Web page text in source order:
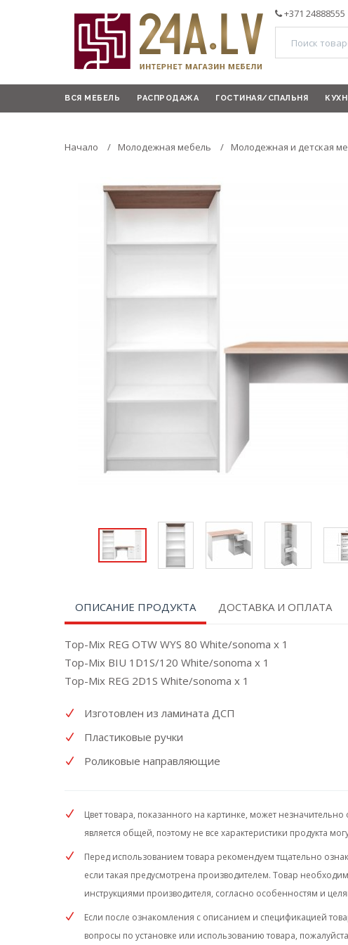
+371 24888555
ВСЯ МЕБЕЛЬ РАСПРОДАЖА ГОСТИНАЯ/СПАЛЬНЯ
Начало Молодежная мебель Молодежная и детская
ОПИСАНИЕ ПРОДУКТА ДОСТАВКА И ОПЛАТА
Top-Mix REG OTW WYS 80 White/sonoma x 1
Top-Mix BIU 1D1S/120 White/sonoma x 1
Top-Mix REG 2D1S White/sonoma x 1
Изготовлен из ламината ДСП
Пластиковые ручки
Роликовые направляющие
Цвет товара, показанного на картинке, может
является общей, поэтому не все характеристики продукта
Перед использованием товара рекомендуем тщательно
если такая предусмотрена производителем. Товар
инструкциями производителя, согласно особенностям и
Если после ознакомления с описанием и спецификацией
вопросы по установке или использованию товара,